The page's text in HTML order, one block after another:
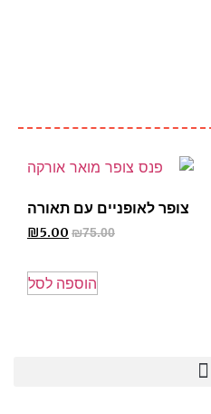
צופר לאופניים עם תאורה
₪75.00
₪5.00
הוספה לסל